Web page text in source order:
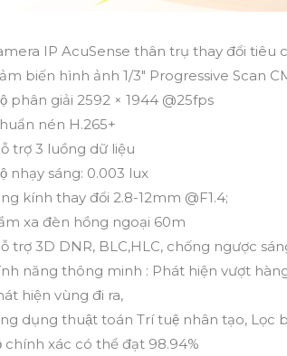
IP AcuSense thân trụ thay đổi tiêu
biến hình ảnh 1/3" Progressive Scan
phân giải 2592 × 1944 @25fps
nén H.265+
trợ 3 luồng dữ liệu
nhạy sáng: 0.003 lux
kính thay đổi 2.8-12mm @F1.4;
xa đèn hồng ngoại 60m
trợ 3D DNR, BLC,HLC, chống ngược
năng thông minh : Phát hiện vượt
hiện vùng đi ra,
dụng thuật toán Trí tuệ nhân tạo, Lọc
chính xác có thể đạt 98.94%